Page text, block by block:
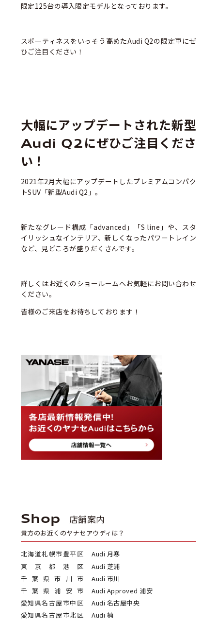
限定125台の導入限定モデルとなっております。
スポーティネスをいっそう高めたAudi Q2の限定車にぜ
ひご注目ください！
大幅にアップデートされた新型
Audi Q2にぜひご注目くださ
い！
2021年2月大幅にアップデートしたプレミアムコンパク
トSUV「新型Audi Q2」。
新たなグレード構成「advanced」「S line」や、スタ
イリッシュなインテリア、新しくなったパワートレイン
など、見どころが盛りだくさんです。
詳しくはお近くのショールームへお気軽にお問い合わせ
ください。
皆様のご来店をお待ちしております！
Shop 店舗案内
貴方のお近くのヤナセアウディは？
北海道札幌市豊平区
Audi 月寒
東京都港区
Audi 芝浦
千葉県市川市
Audi 市川
千葉県浦安市
Audi Approved 浦安
愛知県名古屋市中区
Audi 名古屋中央
愛知県名古屋市北区
Audi 楠